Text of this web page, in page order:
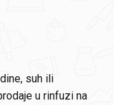
suh ili
u rinfuzi na